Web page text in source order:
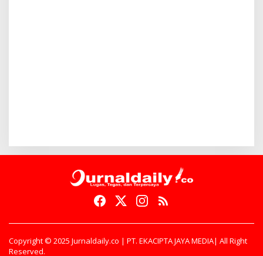
Copyright © 2025 Jurnaldaily.co | PT. EKACIPTA JAYA MEDIA| All Right
Reserved.